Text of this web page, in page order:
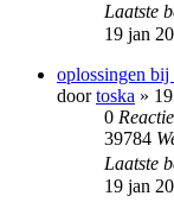
Laatste
19 jan
oplossingen bij
doortoska »
0
39784
Laatste
19 jan